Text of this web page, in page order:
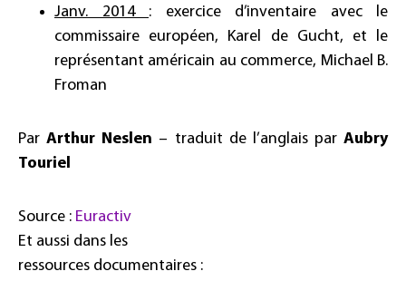
Janv. 2014 : exercice d’inventaire avec le
commissaire européen, Karel de Gucht, et le
représentant américain au commerce, Michael B.
Froman
ParArthur Neslen – traduit de l’anglais par Aubry
Touriel
Source : Euractiv
Et aussi dans les
ressources documentaires :